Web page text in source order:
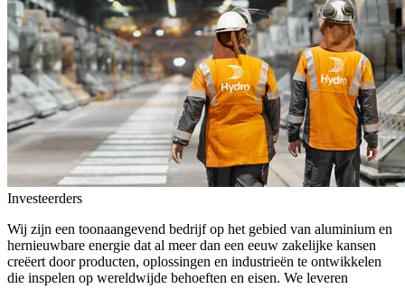
Investeerders
Wij zijn een toonaangevend bedrijf op het gebied van aluminium en
hernieuwbare energie dat al meer dan een eeuw zakelijke kansen
creëert door producten, oplossingen en industrieën te ontwikkelen
die inspelen op wereldwijde behoeften en eisen. We leveren